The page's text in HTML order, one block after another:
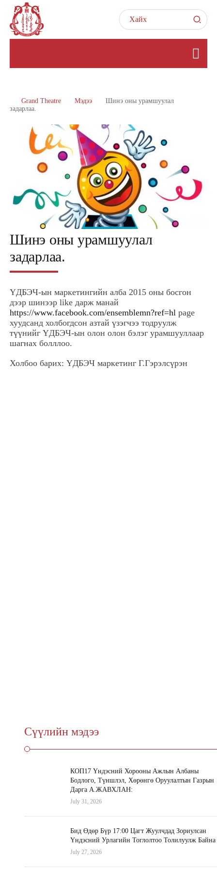
Grand Theatre Мэдээ
Шинэ оны урамшуулал
задарлаа.
Шинэ оны урамшуулал
задарлаа.
ҮДБЭЧ-ын маркетингийн алба 2015 оны босгон
дээр шинээр like дарж манай
https://www.facebook.com/ensemblemn?ref=hl page
хуудсанд холбогдсон азтай үзэгчээ тодруулж
түүнийг ҮДБЭЧ-ын олон олон бэлэг урамшууллаар
шагнах болллоо.
Холбоо барих: ҮДБЭЧ маркетинг Г.Гэрэлсүрэн
Сүүлийн мэдээ
КОП17 Үндэсний Хорооны Ажлын Албаны
Бодлого, Түншлэл, Хөрөнгө Оруулалтын Газрын
Дарга А.ЖАВХЛАН:
July 31, 2026
Бид Өдөр Бүр 17:00 Цагт Жуулчдад Зориулсан
Үндэсний Урлагийн Тоглолтоо Толилуулж Байна
July 27, 2026